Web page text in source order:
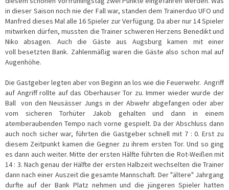
in dieser Saison noch nie der Fall war, standen dem Trainerduo UFO und
Manfred dieses Mal alle 16 Spieler zur Verfügung. Da aber nur 14 Spieler
mitwirken dürfen, mussten die Trainer schweren Herzens Benedikt und
Niko absagen. Auch die Gäste aus Augsburg kamen mit einer
voll besetzten Bank. Zahlenmäßig waren die Gäste also schon mal auf
Augenhöhe.
Die Gastgeber legten aber von Beginn an los wie die Feuerwehr. Angriff
auf Angriff rollte auf das Oberhauser Tor zu. Immer wieder wurde der
Ball von den Neusässer Jungs in der Abwehr abgefangen oder aber
vom sicheren Torhüter Jakob gehalten und dann in einem
atemberaubenden Tempo nach vorne gespielt. Da der Abschluss dann
auch noch sicher war, führten die Gastgeber schnell mit 7 : 0. Erst zu
diesem Zeitpunkt kamen die Gegner zu ihrem ersten Tor. Und so ging
es dann auch weiter. Mitte der ersten Hälfte führten die Rot-Weißen mit
14 : 3. Nach genau der Hälfte der ersten Halbzeit wechselten die Trainer
dann nach einer Auszeit die gesamte Mannschaft. Der "ältere" Jahrgang
durfte auf der Bank Platz nehmen und die jüngeren Spieler hatten